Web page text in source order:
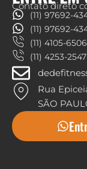
Contato direto
(11) 97692-
(11) 97692-
(11) 4105-6506
(11) 4253-2547
Rua
SÃO